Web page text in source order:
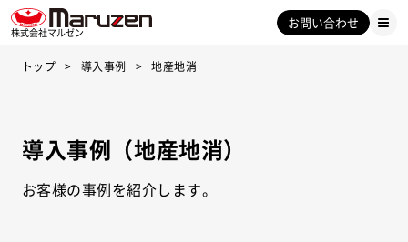
株式会社マルゼン
お問い合わせ
トップ 導入事例 地産地消
導入事例（地産地消）
お客様の事例を紹介します。